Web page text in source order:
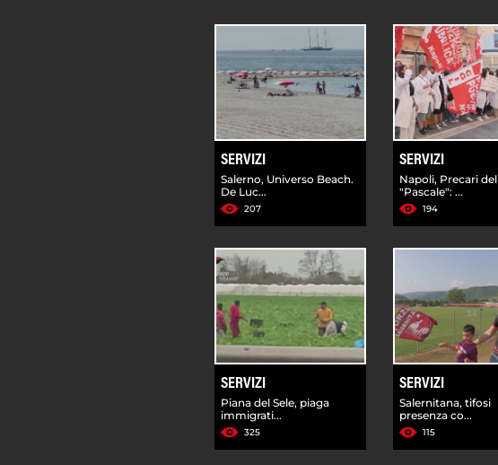
SERVIZI
Salerno, Universo Beach.
De Luc...
207
SERVIZI
Napoli, Precari del
"Pascale": ...
194
SERVIZI
Piana del Sele, piaga
immigrati...
325
SERVIZI
Salernitana, tifosi
presenza co...
115